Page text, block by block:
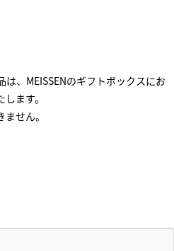
は、MEISSENのギフトボックスにお
ます。
せん。